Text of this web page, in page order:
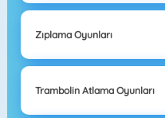
Zıplama Oyunları
Trambolin Atlama Oyunları